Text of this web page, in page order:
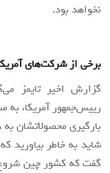
نخواهد بود.
برخی از شرکت‌های
گزارش اخیر تایمز
رییس‌جمهور آمریکا، به
بارگیری محصولاتشان
شاید به خاطر بیاورید
گفت که کشور چین شروع